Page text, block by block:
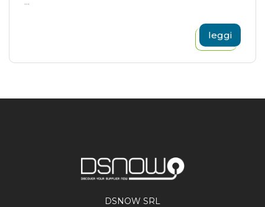
leggi
DSNOW SRL